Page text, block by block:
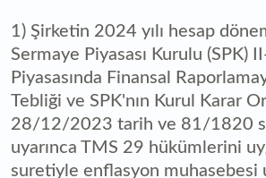
1) Şirketin 2024 yılı hesap
Sermaye Piyasası Kurulu (SPK)
Piyasasında Finansal
Tebliği ve SPK'nın Kurul Karar
28/12/2023 tarih ve 81/1820
uyarınca TMS 29 hükümlerini
suretiyle enflasyon muhasebesi